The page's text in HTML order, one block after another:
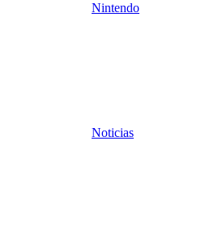
Nintendo
Noticias